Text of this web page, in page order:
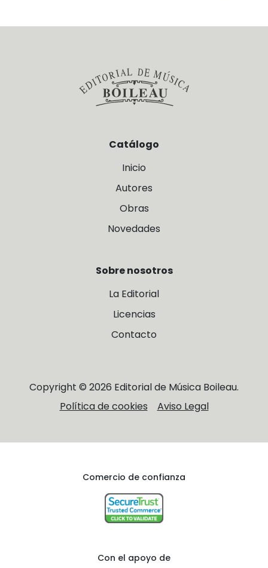
Catálogo
Inicio
Autores
Obras
Novedades
Sobre nosotros
La Editorial
Licencias
Contacto
Copyright © 2026 Editorial de Música Boileau.
Política de cookies
Aviso Legal
Comercio de confianza
Con el apoyo de